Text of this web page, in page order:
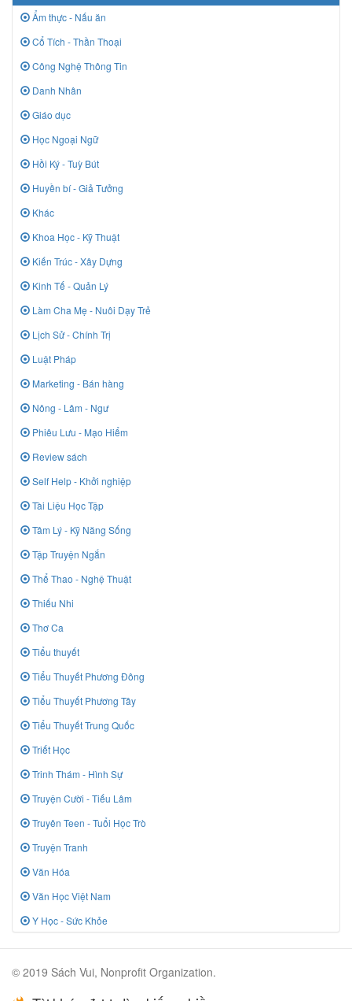
Ẩm thực - Nấu ăn
Cổ Tích - Thần Thoại
Công Nghệ Thông Tin
Danh Nhân
Giáo dục
Học Ngoại Ngữ
Hồi Ký - Tuỳ Bút
Huyền bí - Giả Tưởng
Khác
Khoa Học - Kỹ Thuật
Kiến Trúc - Xây Dựng
Kinh Tế - Quản Lý
Làm Cha Mẹ - Nuôi Dạy Trẻ
Lịch Sử - Chính Trị
Luật Pháp
Marketing - Bán hàng
Nông - Lâm - Ngư
Phiêu Lưu - Mạo Hiểm
Review sách
Self Help - Khởi nghiệp
Tài Liệu Học Tập
Tâm Lý - Kỹ Năng Sống
Tập Truyện Ngắn
Thể Thao - Nghệ Thuật
Thiếu Nhi
Thơ Ca
Tiểu thuyết
Tiểu Thuyết Phương Đông
Tiểu Thuyết Phương Tây
Tiểu Thuyết Trung Quốc
Triết Học
Trinh Thám - Hình Sự
Truyện Cười - Tiếu Lâm
Truyên Teen - Tuổi Học Trò
Truyện Tranh
Văn Hóa
Văn Học Việt Nam
Y Học - Sức Khỏe
© 2019 Sách Vui, Nonprofit Organization.